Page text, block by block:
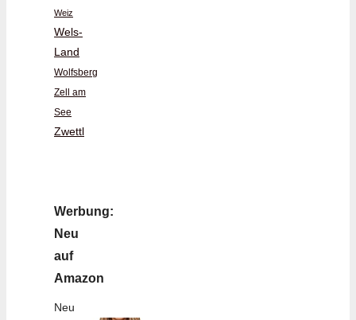
Weiz
Wels-
Land
Wolfsberg
Zell am
See
Zwettl
Werbung:
Neu
auf
Amazon
Neu